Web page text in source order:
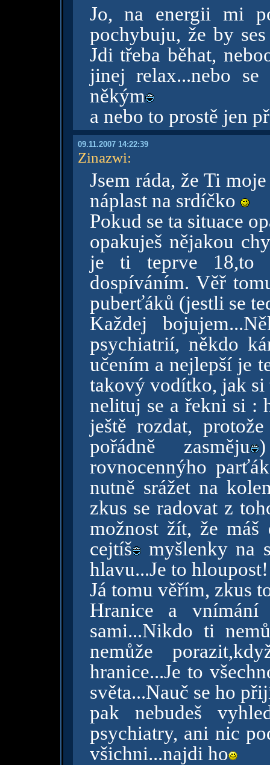
Jo, na energii mi
pochybuju, že by
Jdi třeba běhat,
jinej relax...nebo
někým
a nebo to prostě jen
09.11.2007 14:22:39
Zinazwi:
Jsem ráda, že Ti
náplast na srdíčko
Pokud se ta situace
opakuješ nějakou
je ti teprve 18,to
dospíváním. Věř
puberťáků (jestli se
Každej
psychiatrií, někdo
učením a nejlepší je
takový vodítko, jak si
nelituj se a řekni si :
ještě rozdat,
pořádně zasměju
rovnocennýho
nutně srážet na
zkus se radovat z
možnost žít, že
cejtíš myšlenky na
hlavu...Je to
Já tomu věřím, zkus
Hranice a
sami...Nikdo ti
nemůže
hranice...Je to
světa...Nauč se ho
pak nebudeš
psychiatry, ani nic
všichni...najdi ho